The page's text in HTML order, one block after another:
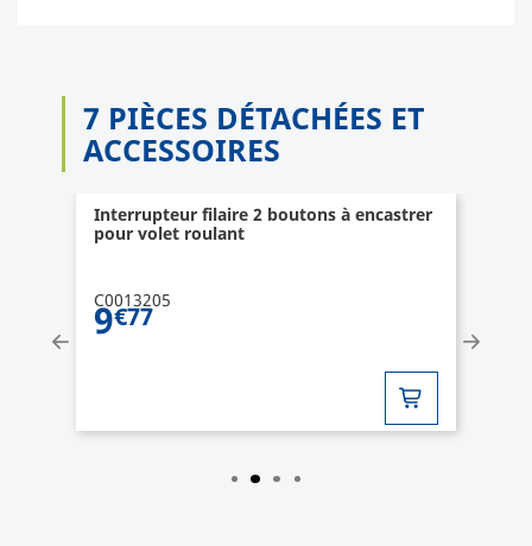
7 PIÈCES DÉTACHÉES ET
ACCESSOIRES
Interrupteur filaire 2 boutons à encastrer
pour volet roulant
C0013205
9€77